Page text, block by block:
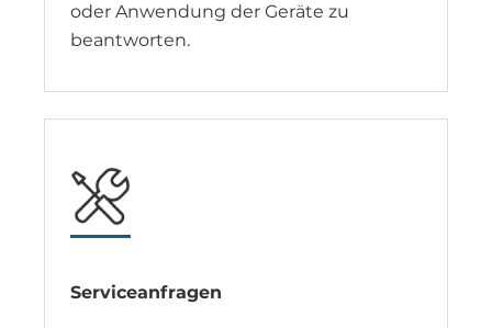
oder Anwendung der Geräte zu
beantworten.
Serviceanfragen